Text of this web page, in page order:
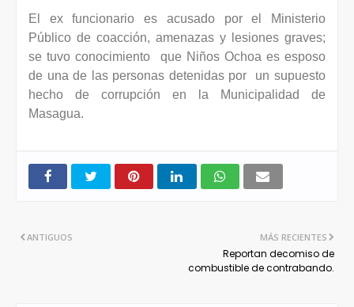
El ex funcionario es acusado por el Ministerio
Público de coacción, amenazas y lesiones graves;
se tuvo conocimiento que Niños Ochoa es esposo
de una de las personas detenidas por un supuesto
hecho de corrupción en la Municipalidad de
Masagua.
MÁS RECIENTES
Reportan decomiso de
combustible de contrabando.
ANTIGUOS